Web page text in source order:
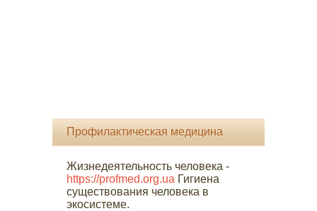
Профилактическая медицина
Жизнедеятельность человека -
https://profmed.org.ua Гигиена
существования человека в
экосистеме.